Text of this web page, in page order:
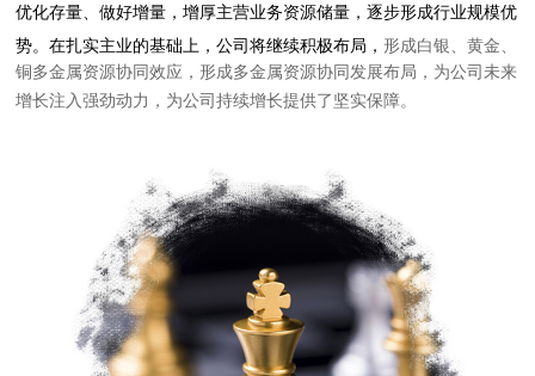
优化存量、做好增量，增厚主营业务资源储量，逐步形成行业规模优
势。在扎实主业的基础上，公司将继续积极布局，形成白银、黄金、
铜多金属资源协同效应，形成多金属资源协同发展布局，为公司未来
增长注入强劲动力，为公司持续增长提供了坚实保障。